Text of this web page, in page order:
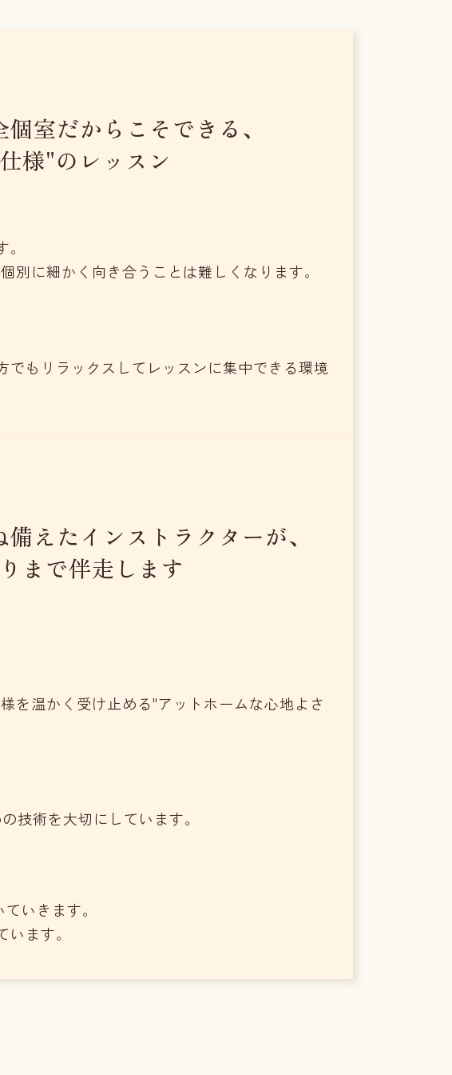
個室だからこそできる、
様"のレッスン
に細かく向き合うことは難しくなります。
もリラックスしてレッスンに集中できる環境
えたインストラクターが、
まで伴走します
を温かく受け止める"アットホームな心地よさ
技術を大切にしています。
いきます。
ます。